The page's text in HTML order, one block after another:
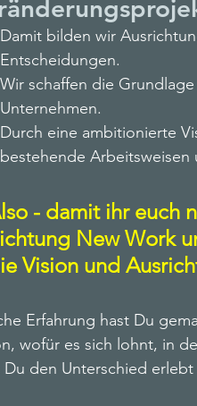
Damit bilden wir
Entscheidungen.
Wir schaffen die
Unternehmen.
Durch eine ambitionierte
bestehende Arbeitsweisen
- damit ihr euch
New Work
Vision und
Erfahrung hast Du
wofür es sich lohnt, in
Du den Unterschied